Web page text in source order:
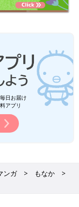
日お届け
アプリ
ンガ
もなか